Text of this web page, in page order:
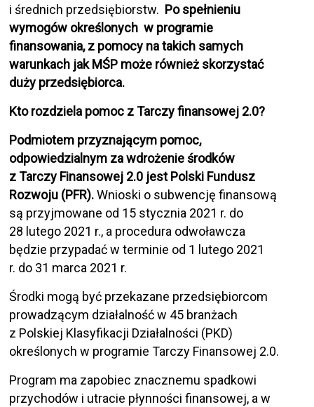
i średnich przedsiębiorstw. Po spełnieniu
wymogów określonych w programie
finansowania, z pomocy na takich samych
warunkach jak MŚP może również skorzystać
duży przedsiębiorca.
Kto rozdziela pomoc z Tarczy finansowej 2.0?
Podmiotem przyznającym pomoc,
odpowiedzialnym za wdrożenie środków
z Tarczy Finansowej 2.0 jest Polski Fundusz
Rozwoju (PFR).Wnioski o subwencję finansową
są przyjmowane od 15 stycznia 2021 r. do
28 lutego 2021 r., a procedura odwoławcza
będzie przypadać w terminie od 1 lutego 2021
r. do 31 marca 2021 r.
Środki mogą być przekazane przedsiębiorcom
prowadzącym działalność w 45 branżach
z Polskiej Klasyfikacji Działalności (PKD)
określonych w programie Tarczy Finansowej 2.0.
Program ma zapobiec znacznemu spadkowi
przychodów i utracie płynności finansowej, a w